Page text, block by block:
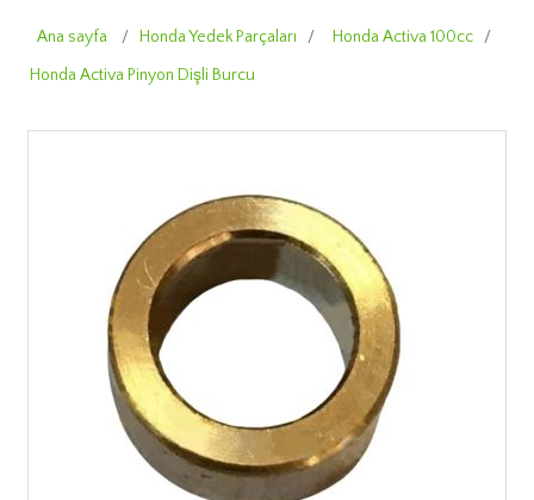
Ana sayfa / Honda Yedek Parçaları / Honda Activa 100cc
/
Honda Activa Pinyon Dişli Burcu